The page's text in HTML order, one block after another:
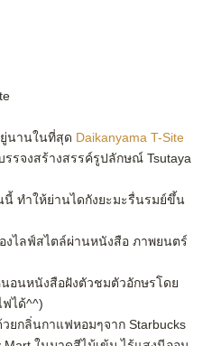
นานในที่สุด Daikanyama T-Site
รรจงสร้างสรรค์รูปลักษณ์ Tsutaya
นี้ ทำให้ย่านไดกังยะมะรื่นรมย์ขึ้น
งไลฟ์สไตล์ผ่านหนังสือ ภาพยนตร์
อนหนังสือฝังตัวชมตัวอักษรโดย
ฟได้^^)
ยกลิ่นกาแฟหอมๆจาก Starbucks